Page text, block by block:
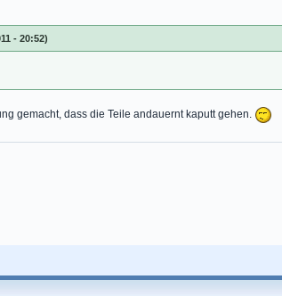
- 20:52)
gemacht, dass die Teile andauernt kaputt gehen.